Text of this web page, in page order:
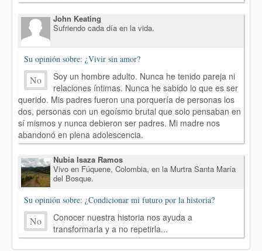
John Keating
Sufriendo cada día en la vida.
Su opinión sobre: ¿Vivir sin amor?
No
Soy un hombre adulto. Nunca he tenido pareja ni
relaciones íntimas. Nunca he sabido lo que es ser
querido. Mis padres fueron una porquería de personas los
dos, personas con un egoísmo brutal que solo pensaban en
sí mismos y nunca debieron ser padres. Mi madre nos
abandonó en plena adolescencia.
Nubia Isaza Ramos
Vivo en Fúquene, Colombia, en la Murtra Santa María
del Bosque.
Su opinión sobre: ¿Condicionar mi futuro por la historia?
No
Conocer nuestra historia nos ayuda a
transformarla y a no repetirla...